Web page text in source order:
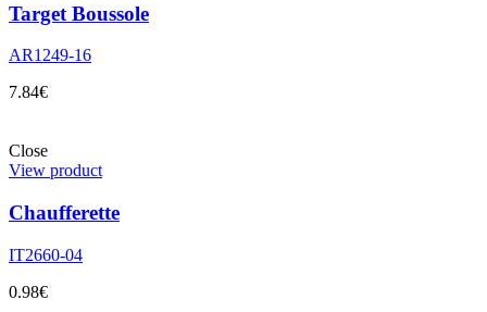
Target Boussole
AR1249-16
7.84€
Close
View product
Chaufferette
IT2660-04
0.98€